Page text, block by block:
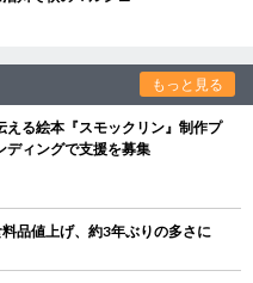
もっと見る
える絵本『スモックリン』制作プ
ィングで支援を募集
品値上げ、約3年ぶりの多さに